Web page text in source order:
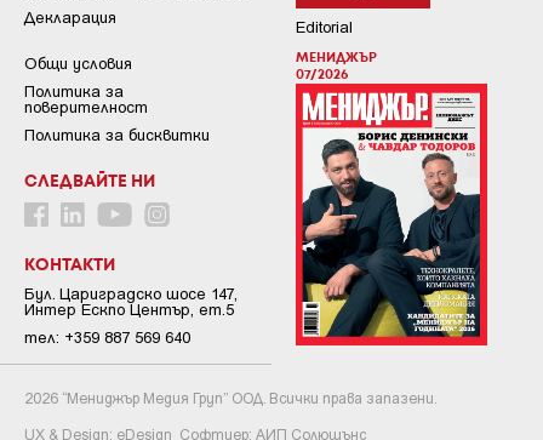
Editorial
МЕНИДЖЪР
07/2026
Декларация
Общи условия
Пoлитикa зa
пoвepитeлнocт
Политика за бисквитки
СЛЕДВАЙТЕ НИ
КОНТАКТИ
Бул. Цариградско шосе 147,
Интер Ескпо Център, ет.5
тел: +359 887 569 640
2026 “Мениджър Медия Груп” ООД. Всички права запазени.
UX & Design: eDesign Софтуер: АИП Солюшънс